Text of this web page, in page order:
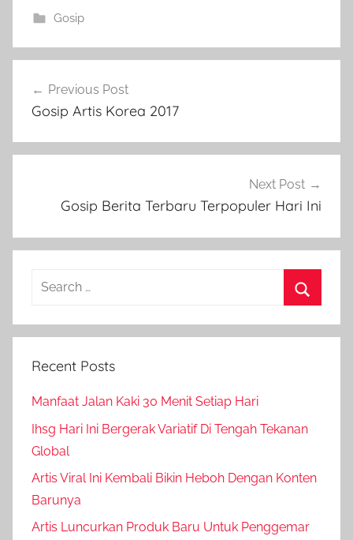
Gosip
navigation
Previous Post
Gosip Artis Korea 2017
Next Post
Gosip Berita Terbaru Terpopuler Hari Ini
Search
Recent Posts
Manfaat Jalan Kaki 30 Menit Setiap Hari
Ihsg Hari Ini Bergerak Variatif Di Tengah Tekanan
Global
Artis Viral Ini Kembali Bikin Heboh Dengan Konten
Barunya
Artis Luncurkan Produk Baru Untuk Penggemar